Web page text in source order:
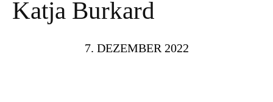
Katja Burkard
7. DEZEMBER 2022